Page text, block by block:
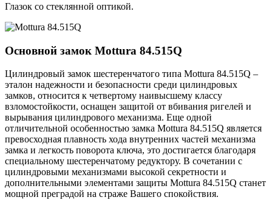
Глазок со стеклянной оптикой.
Основной замок Mottura 84.515Q
Цилиндровый замок шестеренчатого типа Mottura 84.515Q –
эталон надежности и безопасности среди цилиндровых
замков, относится к четвертому наивысшему классу
взломостойкости, оснащен защитой от вбивания ригелей и
вырывания цилиндрового механизма. Еще одной
отличительной особенностью замка Mottura 84.515Q является
превосходная плавность хода внутренних частей механизма
замка и легкость поворота ключа, это достигается благодаря
специальному шестеренчатому редуктору. В сочетании с
цилиндровыми механизмами высокой секретности и
дополнительными элементами защиты Mottura 84.515Q станет
мощной преградой на страже Вашего спокойствия.